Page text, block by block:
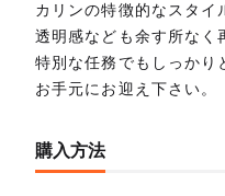
カリンの特徴的なスタイ
透明感なども余す所なく
特別な任務でもしっかり
お手元にお迎え下さい。
購入方法